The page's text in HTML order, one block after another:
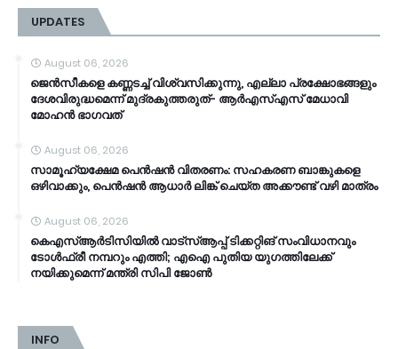
UPDATES
August 06, 2026
ജെൻസീകളെ കണ്ണടച്ച് വിശ്വസിക്കുന്നു, എല്ലാ പ്രക്ഷോഭങ്ങളും
ദേശവിരുദ്ധമെന്ന് മുദ്രകുത്തരുത്- ആർഎസ്എസ് മേധാവി
മോഹൻ ഭാ​ഗവത്
August 06, 2026
സാമൂ​ഹ്യക്ഷേമ പെൻഷൻ വിതരണം: സഹകരണ ബാങ്കുകളെ
ഒഴിവാക്കും, പെൻഷൻ ആധാർ‌ ലിങ്ക് ചെയ്ത അക്കൗണ്ട് വഴി മാത്രം
August 06, 2026
കെഎസ്ആര്‍ടിസിയിൽ വാട്‌സ്ആപ്പ് ടിക്കറ്റിങ് സംവിധാനവും
ടോൾഫ്രീ നമ്പറും എത്തി; എഐ പുതിയ യുഗത്തിലേക്ക്
നയിക്കുമെന്ന് മന്ത്രി സിപി ജോൺ
INFO